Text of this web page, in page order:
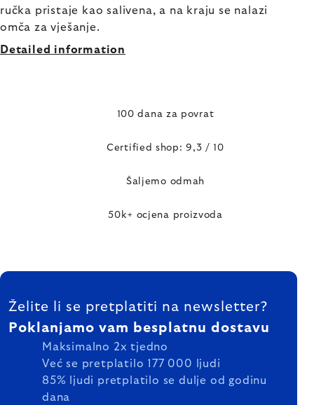
ručka pristaje kao salivena, a na kraju se nalazi
omča za vješanje.
Detailed information
100 dana za povrat
Certified shop: 9,3 / 10
Šaljemo odmah
50k+ ocjena proizvoda
FOOTER
Želite li se pretplatiti na newsletter?
Poklanjamo vam besplatnu dostavu
Maksimalno 2x tjedno
Već se pretplatilo 177 000 ljudi
85% ljudi pretplatilo se dulje od godinu
dana